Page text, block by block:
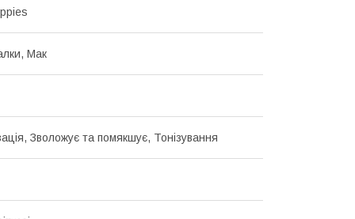
Мак
Зволожує та помякшує, Тонізування